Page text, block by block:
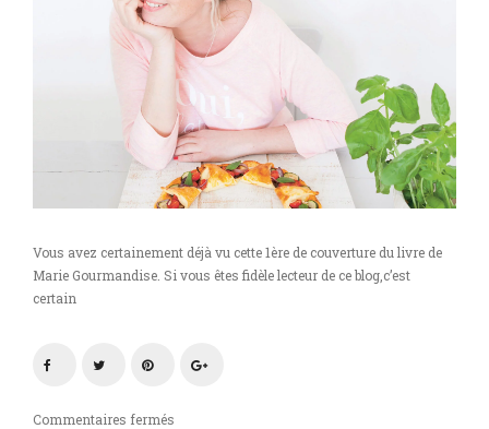
notre
potager
Vous avez certainement déjà vu cette 1ère de couverture du livre de
Marie Gourmandise. Si vous êtes fidèle lecteur de ce blog,c’est
certain
Commentaires fermés